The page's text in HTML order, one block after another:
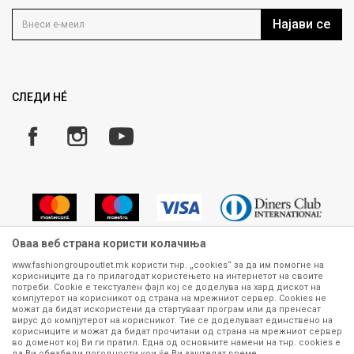
Кариера
Како да купите
Замена и рефундација на производи
Плаќање
Најави се
СЛЕДИ НÉ
Сите информации околу производите кои се изложени на нашата
онлајн продавница се стремиме да бидат конкретни, точни и прецизни,
меѓутоа не можеме да гарантираме дека се без ниту една грешка или
пак дека сите производи во моментот се достапни на залиха.
Фотографиите се најверодостојниот приказ на производот. Доколку
дојде до потреба за замена на производ или рефундација, процедурата
Оваа веб страна користи колачиња
www.fashiongroupoutlet.mk користи тнр. „cookies“ за да им помогне на
корисниците да го прилагодат користењето на интернетот на своите
потреби. Cookie е текстуален фајл кој се доделува на хард дискот на
компјутерот на корисникот од страна на мрежниот сервер. Cookies не
можат да бидат искористени да стартуваат програм или да пренесат
вирус до компјутерот на корисникот. Тие се доделуваат единствено на
корисниците и можат да бидат прочитани од страна на мрежниот сервер
во доменот кој Ви ги пратил. Една од основните намени на тнр. сookies е